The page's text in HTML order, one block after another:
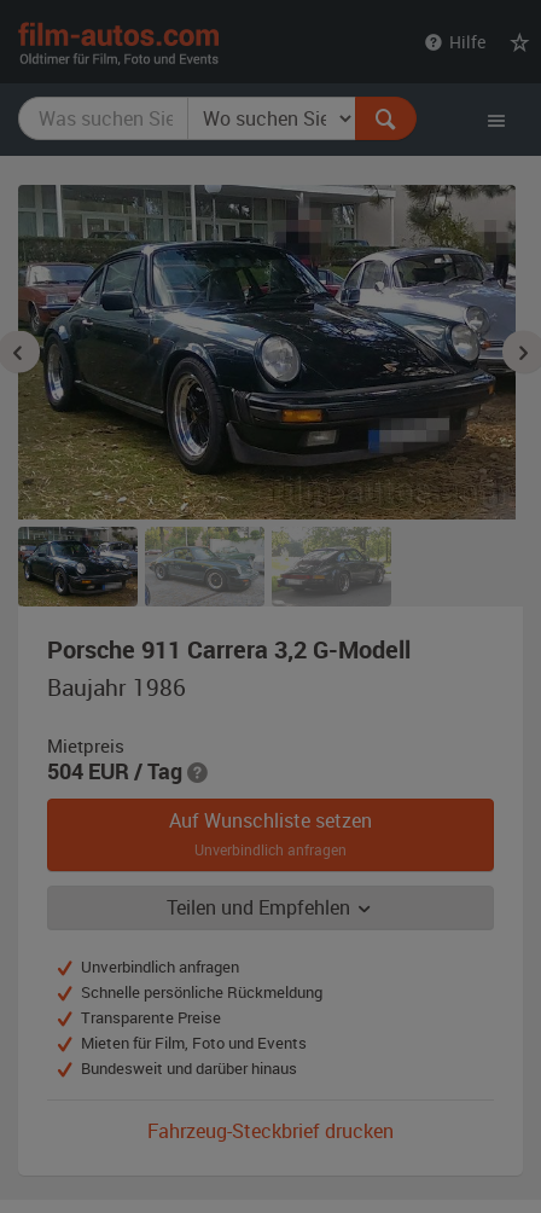
Hilfe
Porsche 911 Carrera 3,2 G-Modell
Baujahr 1986
Mietpreis
504 EUR / Tag
Auf Wunschliste setzen
Unverbindlich anfragen
Teilen und Empfehlen
Unverbindlich anfragen
Schnelle persönliche Rückmeldung
Transparente Preise
Mieten für Film, Foto und Events
Bundesweit und darüber hinaus
Fahrzeug-Steckbrief drucken